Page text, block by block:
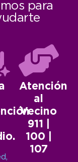
para
Atención
al
Vecino
911 |
100 |
107